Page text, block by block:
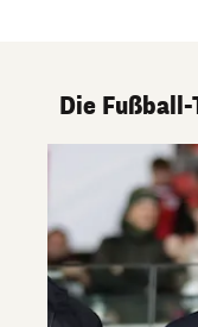
Die